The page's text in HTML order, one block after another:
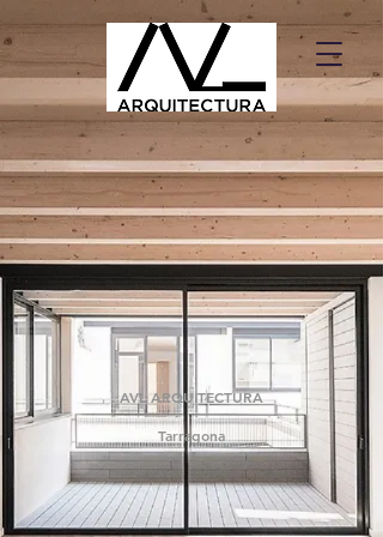
AVL ARQUITECTURA
Tarragona